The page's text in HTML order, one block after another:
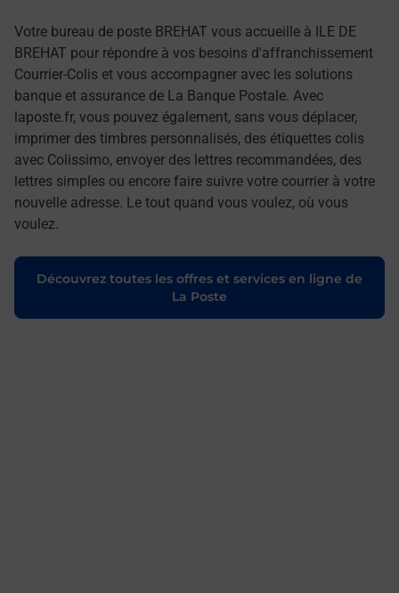
Votre bureau de poste BREHAT vous accueille à ILE DE
BREHAT pour répondre à vos besoins d'affranchissement
Courrier-Colis et vous accompagner avec les solutions
banque et assurance de La Banque Postale. Avec
laposte.fr, vous pouvez également, sans vous déplacer,
imprimer des timbres personnalisés, des étiquettes colis
avec Colissimo, envoyer des lettres recommandées, des
lettres simples ou encore faire suivre votre courrier à votre
nouvelle adresse. Le tout quand vous voulez, où vous
voulez.
Découvrez toutes les offres et services en ligne de
La Poste